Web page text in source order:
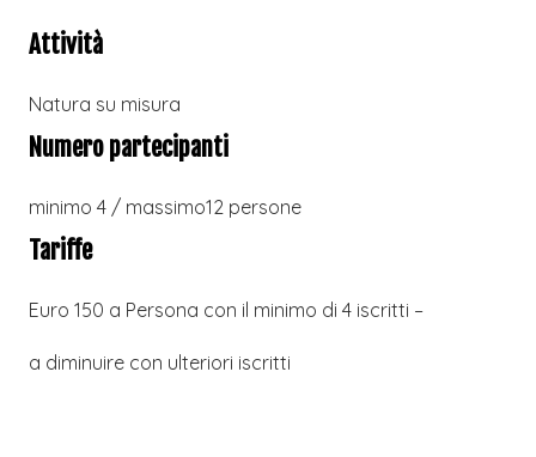
Attività
Natura su misura
Numero partecipanti
minimo 4 / massimo12 persone
Tariffe
Euro 150 a Persona con il minimo di 4 iscritti –
a diminuire con ulteriori iscritti